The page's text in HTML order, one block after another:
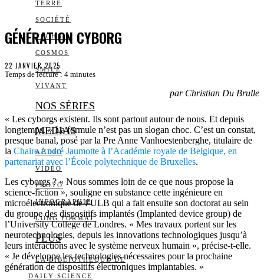
TERRE
SOCIÉTÉ
TECHNO
COSMOS
SMILE
VIVANT
NOS SÉRIES
MEDIAS
AUDIO
VIDÉO
PHOTO
INFOGRAPHIE
LONG FORMAT
PLUS
LA BIBLIOTHÈQUE DE
DAILY SCIENCE
GÉNÉRATION CYBORG
22 JANVIER 2025
Temps de lecture : 4 minutes
par Christian Du Brulle
« Les cyborgs existent. Ils sont partout autour de nous. Et depuis
longtemps. » La formule n’est pas un slogan choc. C’est un constat,
presque banal, posé par la Pre Anne Vanhoestenberghe, titulaire de
la Chaire André Jaumotte à l’Académie royale de Belgique, en
partenariat avec l’École polytechnique de Bruxelles.
Les cyborgs ? « Nous sommes loin de ce que nous propose la
science-fiction », souligne en substance cette ingénieure en
microélectronique de l’ULB qui a fait ensuite son doctorat au sein
du groupe des dispositifs implantés (Implanted device group) de
l’University College de Londres. « Mes travaux portent sur les
neurotechnologies, depuis les innovations technologiques jusqu’à
leurs interactions avec le système nerveux humain », précise-t-elle.
« Je développe les technologies nécessaires pour la prochaine
génération de dispositifs électroniques implantables. »